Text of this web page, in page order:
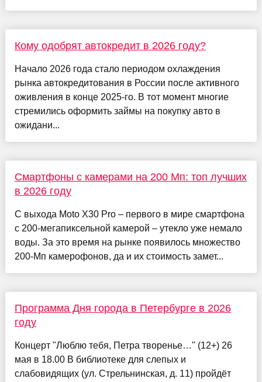
Кому одобрят автокредит в 2026 году?
Начало 2026 года стало периодом охлаждения
рынка автокредитования в России после активного
оживления в конце 2025-го. В тот момент многие
стремились оформить займы на покупку авто в
ожидани...
Смартфоны с камерами на 200 Мп: топ лучших
в 2026 году
С выхода Moto X30 Pro – первого в мире смартфона
с 200-мегапиксельной камерой – утекло уже немало
воды. За это время на рынке появилось множество
200-Мп камерофонов, да и их стоимость замет...
Программа Дня города в Петербурге в 2026
году
Концерт "Люблю тебя, Петра творенье…" (12+) 26
мая в 18.00 В библиотеке для слепых и
слабовидящих (ул. Стрельнинская, д. 11) пройдёт